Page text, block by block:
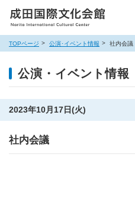
TOPページ 公演･イベント情報 社内会議
公演・イベント情報
2023年10月17日(火)
社内会議